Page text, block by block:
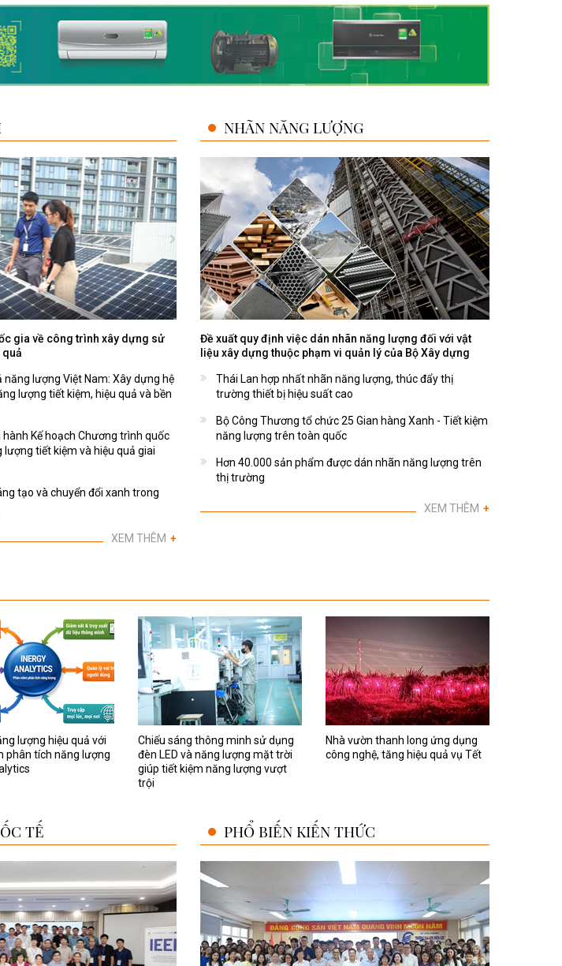
gia về công trình xây dựng sử
năng lượng Việt Nam: Xây dựng hệ
lượng tiết kiệm, hiệu quả và bền
hành Kế hoạch Chương trình quốc
lượng tiết kiệm và hiệu quả giai
tạo và chuyển đổi xanh trong
XEM THÊM +
NHÃN NĂNG LƯỢNG
Đề xuất quy định việc dán nhãn năng lượng đối với vật
liệu xây dựng thuộc phạm vi quản lý của Bộ Xây dựng
Thái Lan hợp nhất nhãn năng lượng, thúc đẩy thị
trường thiết bị hiệu suất cao
Bộ Công Thương tổ chức 25 Gian hàng Xanh - Tiết kiệm
năng lượng trên toàn quốc
Hơn 40.000 sản phẩm được dán nhãn năng lượng trên
thị trường
XEM THÊM +
lượng hiệu quả với
phân tích năng lượng
Chiếu sáng thông minh sử dụng
đèn LED và năng lượng mặt trời
giúp tiết kiệm năng lượng vượt
trội
Nhà vườn thanh long ứng dụng
công nghệ, tăng hiệu quả vụ Tết
TẾ PHỔ BIẾN KIẾN THỨC